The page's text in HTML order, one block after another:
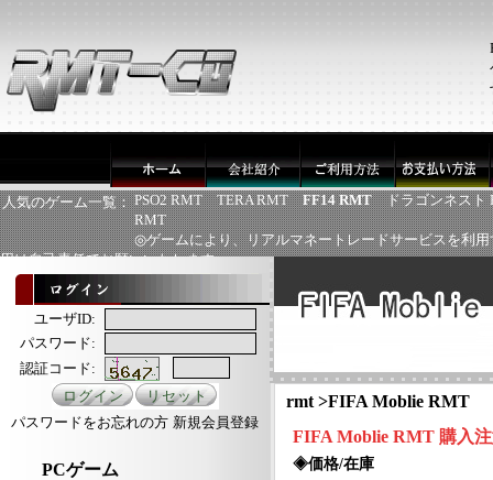
人気のゲーム一覧： PSO2 RMT TERA RMT FF14 RMT
ドラゴンネスト
RMT
◎ゲームにより、リアルマネートレードサービスを利
用は自己責任でお願いいたします
ユーザID:
パスワード:
認証コード:
パスワードをお忘れの方 新規会員登録
PCゲーム
rmt >FIFA Moblie RMT
FIFA Moblie RMT 購入
◈価格/在庫